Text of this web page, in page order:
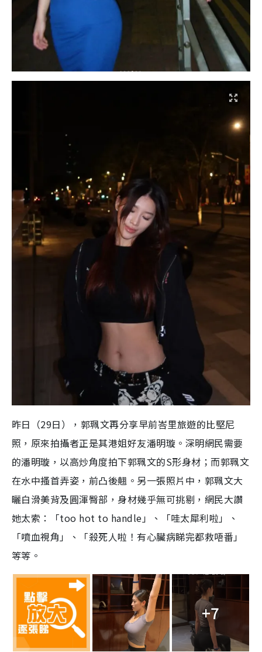
昨日（29日），郭珮文再分享早前峇里旅遊的比堅尼
照，原來拍攝者正是其港姐好友潘明璇。深明網民需要
的潘明璇，以高炒角度拍下郭珮文的S形身材；而郭珮文
在水中搔首弄姿，前凸後翹。另一張照片中，郭珮文大
曬白滑美背及圓渾臀部，身材幾乎無可挑剔，網民大讚
她太索：「too hot to handle」、「哇太犀利啦」、
「噴血視角」、「殺死人啦！有心臟病睇完都救唔番」
等等。
+7